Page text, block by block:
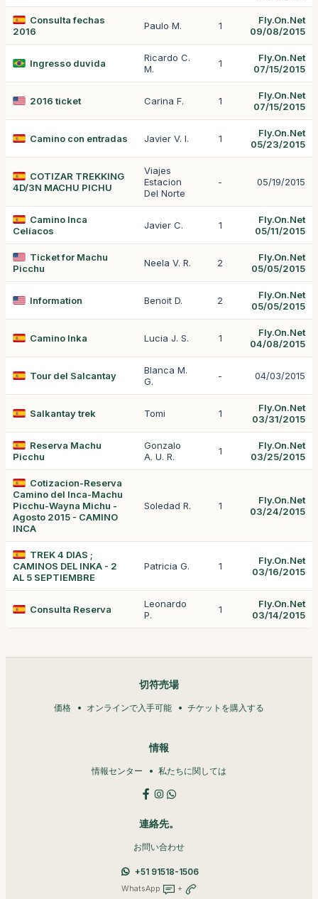
Consulta fechas
2016
Paulo M. 1
Fly.On.Net
09/08/2015
Ingresso duvida
Ricardo C.
M.
1
Fly.On.Net
07/15/2015
2016 ticket Carina F. 1
Fly.On.Net
07/15/2015
Camino con entradas Javier V. I. 1
Fly.On.Net
05/23/2015
COTIZAR TREKKING
4D/3N MACHU PICHU
Viajes
Estacion
Del Norte
- 05/19/2015
Camino Inca
Celíacos
Javier C. 1
Fly.On.Net
05/11/2015
Ticket for Machu
Picchu
Neela V. R. 2
Fly.On.Net
05/05/2015
Information Benoit D. 2
Fly.On.Net
05/05/2015
Camino Inka Lucia J. S. 1
Fly.On.Net
04/08/2015
Tour del Salcantay
Blanca M.
G.
- 04/03/2015
Salkantay trek Tomi 1
Fly.On.Net
03/31/2015
Reserva Machu
Picchu
Gonzalo
A. U. R.
1
Fly.On.Net
03/25/2015
Cotizacion-Reserva
Camino del Inca-Machu
Picchu-Wayna Michu -
Agosto 2015 - CAMINO
INCA
Soledad R. 1
Fly.On.Net
03/24/2015
TREK 4 DIAS ;
CAMINOS DEL INKA - 2
AL 5 SEPTIEMBRE
Patricia G. 1
Fly.On.Net
03/16/2015
Consulta Reserva
Leonardo
P.
1
Fly.On.Net
03/14/2015
切符売場
価格 オンラインで入手可能 チケットを購入する
情報
情報センター 私たちに関しては
連絡先。
お問い合わせ
+51 91518-1506
WhatsApp +